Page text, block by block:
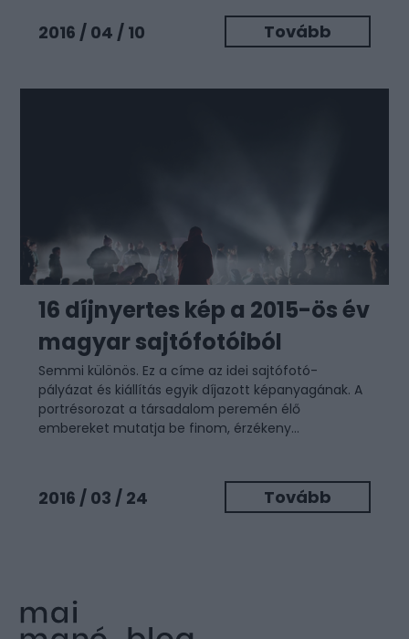
2016 / 04 / 10 Tovább
16 díjnyertes kép a 2015-ös év
magyar sajtófotóiból
Semmi különös. Ez a címe az idei sajtófotó-
pályázat és kiállítás egyik díjazott képanyagának. A
portrésorozat a társadalom peremén élő
embereket mutatja be finom, érzékeny...
2016 / 03 / 24 Tovább